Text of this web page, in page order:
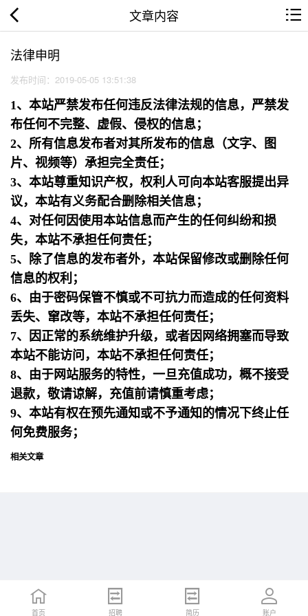
文章内容
法律申明
发布时间：2019-05-05 13:51:38
1、本站严禁发布任何违反法律法规的信息，严禁发
布任何不完整、虚假、侵权的信息；
2、所有信息发布者对其所发布的信息（文字、图
片、视频等）承担完全责任；
3、本站尊重知识产权，权利人可向本站客服提出异
议，本站有义务配合删除相关信息；
4、对任何因使用本站信息而产生的任何纠纷和损
失，本站不承担任何责任；
5、除了信息的发布者外，本站保留修改或删除任何
信息的权利；
6、由于密码保管不慎或不可抗力而造成的任何资料
丢失、窜改等，本站不承担任何责任；
7、因正常的系统维护升级，或者因网络拥塞而导致
本站不能访问，本站不承担任何责任；
8、由于网站服务的特性，一旦充值成功，概不接受
退款，敬请谅解，充值前请慎重考虑；
9、本站有权在预先通知或不予通知的情况下终止任
何免费服务；
相关文章
首页 招聘 简历 账户
首页 招聘 简历 账户